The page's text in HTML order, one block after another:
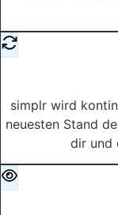
simplr wird
neuesten Stand
dir und